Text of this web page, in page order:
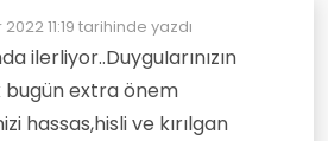
11:19 tarihinde yazdı
ilerliyor..DuyguIarınızın
bugün extra önem
hassas,hisli ve kırılgan